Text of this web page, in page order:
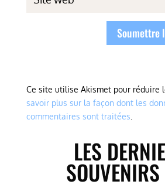
Soumettre
Ce site utilise Akismet pour réduire
savoir plus sur la façon dont les
commentaires sont traitées
LES